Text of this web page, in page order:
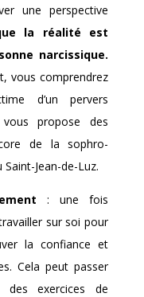
une perspective
la réalité est
narcissique.
vous comprendrez
d’un pervers
vous propose des
de la sophro-
Saint-Jean-de-Luz.
: une fois
sur soi pour
la confiance et
Cela peut passer
exercices de